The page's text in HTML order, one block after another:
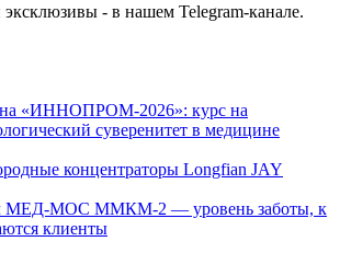
- в нашем Telegram-канале.
«ИННОПРОМ-2026»: курс на
суверенитет в медицине
концентраторы Longfian JAY
МЕД-МОС ММКМ-2 — уровень заботы, к
клиенты